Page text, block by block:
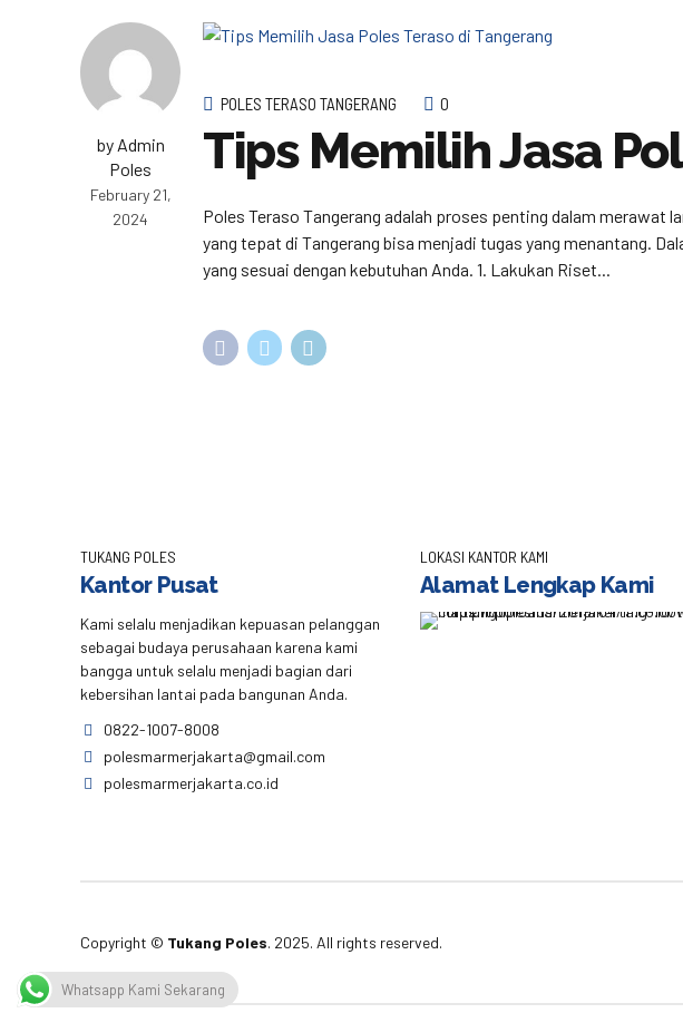
by Admin
Poles
February 21,
2024
POLES TERASO TANGERANG 0
Tips Memilih Jasa
Poles Teraso Tangerang adalah proses penting dalam merawat
yang tepat di Tangerang bisa menjadi tugas yang menantang.
yang sesuai dengan kebutuhan Anda. 1. Lakukan Riset...
TUKANG POLES
Kantor Pusat
Kami selalu menjadikan kepuasan pelanggan
sebagai budaya perusahaan karena kami
bangga untuk selalu menjadi bagian dari
kebersihan lantai pada bangunan Anda.
0822-1007-8008
polesmarmerjakarta@gmail.com
polesmarmerjakarta.co.id
LOKASI KANTOR KAMI
Alamat Lengkap Kami
Copyright © Tukang Poles. 2025. All rights reserved.
Whatsapp Kami Sekarang